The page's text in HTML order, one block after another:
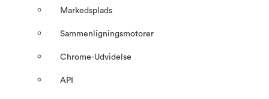
Markedsplads
Sammenligningsmotorer
Chrome-Udvidelse
API